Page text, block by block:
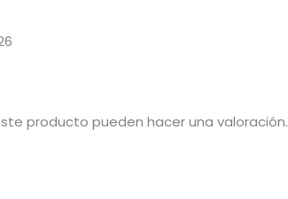
producto pueden hacer una valoración.